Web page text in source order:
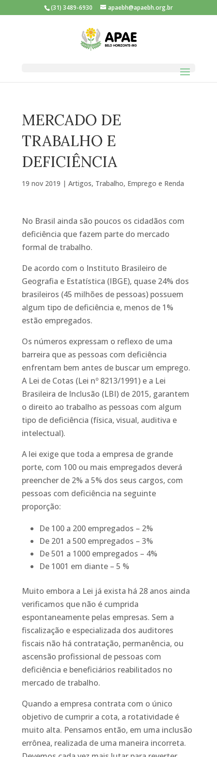
(31) 3489-6930 apaebh@apaebh.org.br
MERCADO DE
TRABALHO E
DEFICIÊNCIA
19 nov 2019 | Artigos, Trabalho, Emprego e Renda
No Brasil ainda são poucos os cidadãos com
deficiência que fazem parte do mercado
formal de trabalho.
De acordo com o Instituto Brasileiro de
Geografia e Estatística (IBGE), quase 24% dos
brasileiros (45 milhões de pessoas) possuem
algum tipo de deficiência e, menos de 1%
estão empregados.
Os números expressam o reflexo de uma
barreira que as pessoas com deficiência
enfrentam bem antes de buscar um emprego.
A Lei de Cotas (Lei nº 8213/1991) e a Lei
Brasileira de Inclusão (LBI) de 2015, garantem
o direito ao trabalho as pessoas com algum
tipo de deficiência (física, visual, auditiva e
intelectual).
A lei exige que toda a empresa de grande
porte, com 100 ou mais empregados deverá
preencher de 2% a 5% dos seus cargos, com
pessoas com deficiência na seguinte
proporção:
De 100 a 200 empregados – 2%
De 201 a 500 empregados – 3%
De 501 a 1000 empregados – 4%
De 1001 em diante – 5 %
Muito embora a Lei já exista há 28 anos ainda
verificamos que não é cumprida
espontaneamente pelas empresas. Sem a
fiscalização e especializada dos auditores
fiscais não há contratação, permanência, ou
ascensão profissional de pessoas com
deficiência e beneficiários reabilitados no
mercado de trabalho.
Quando a empresa contrata com o único
objetivo de cumprir a cota, a rotatividade é
muito alta. Pensamos então, em uma inclusão
errônea, realizada de uma maneira incorreta.